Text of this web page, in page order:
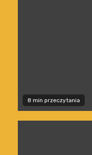
8 min przeczytania